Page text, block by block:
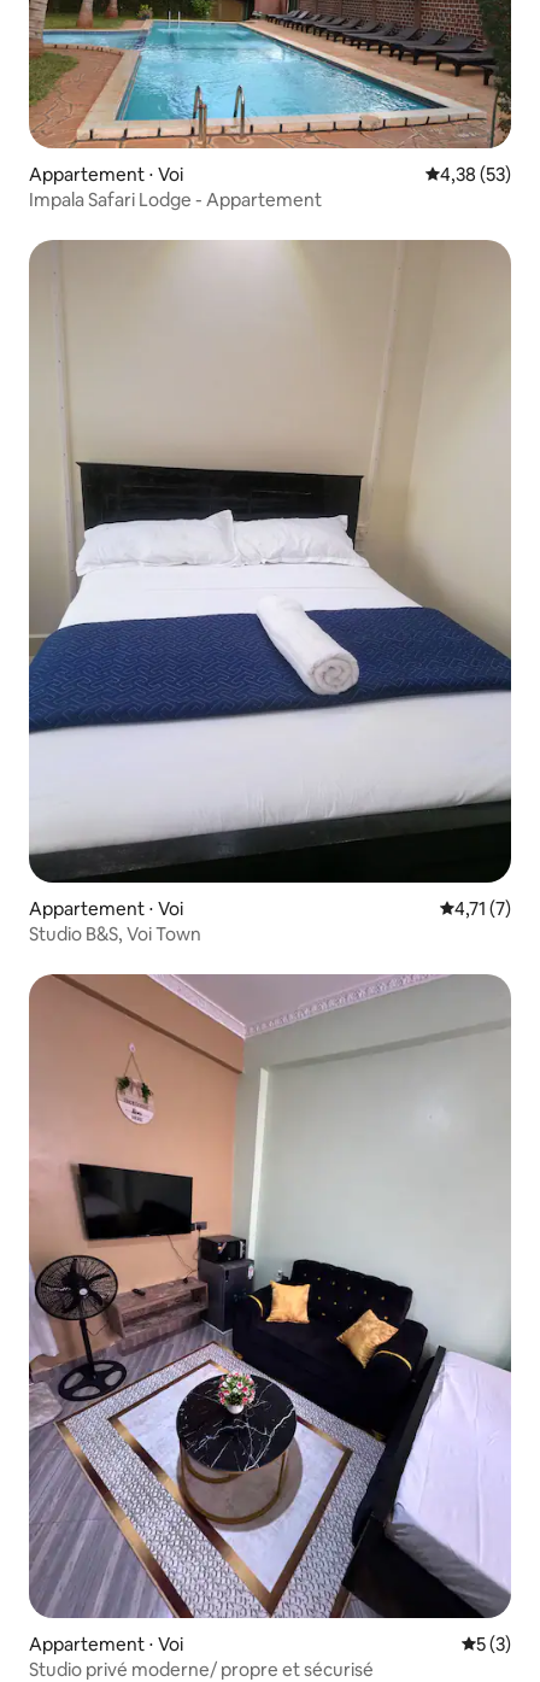
Appartement ⋅ Voi Évaluation
4,38 (53)
Impala Safari Lodge - Appartement
Appartement ⋅ Voi Évaluation
4,71 (7)
Studio B&S, Voi Town
Appartement ⋅ Voi
5 (3)
Studio privé moderne/ propre et sécurisé